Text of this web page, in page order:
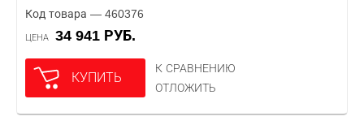
Код товара — 460376
ЦЕНА 34 941 РУБ.
КУПИТЬ
К СРАВНЕНИЮ
ОТЛОЖИТЬ